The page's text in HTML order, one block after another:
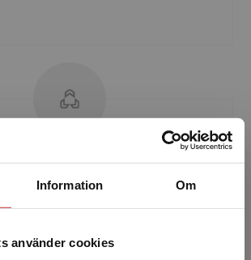
Information Om
använder cookies
Närvänen
tidssociologi,